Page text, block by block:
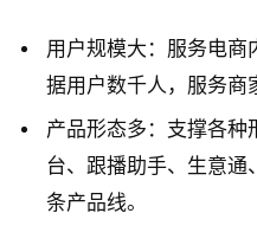
用户规模大：服务电商
据用户数千人，服务商
产品形态多：支撑各种
台、跟播助手、生意通
条产品线。